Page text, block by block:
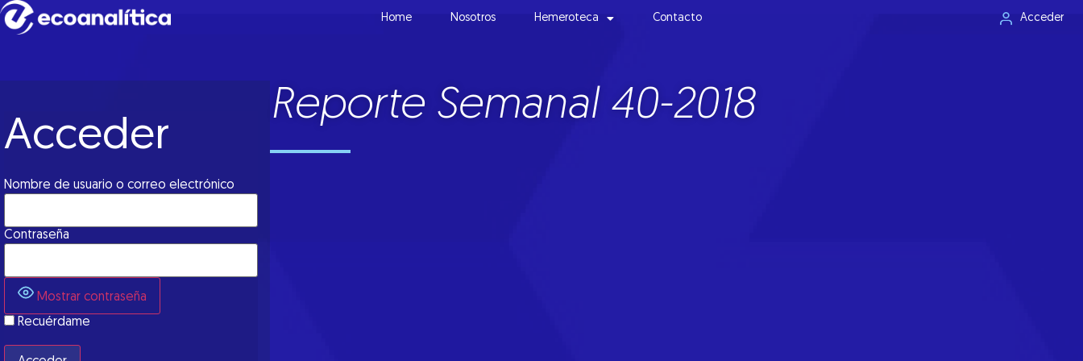
Home Nosotros Hemeroteca Contacto Acceder
Acceder
Nombre de usuario o correo electrónico
Contraseña
Mostrar contraseña
Recuérdame
Reporte Semanal 40-2018